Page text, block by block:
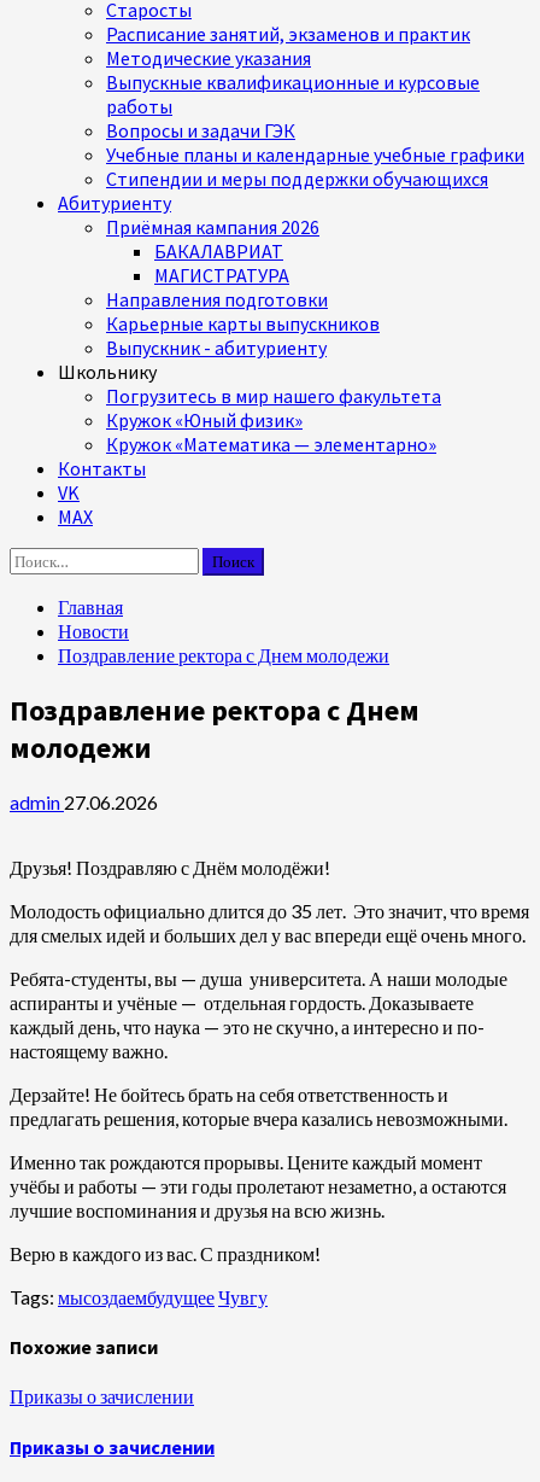
Старосты
Расписание занятий, экзаменов и практик
Методические указания
Выпускные квалификационные и курсовые
работы
Вопросы и задачи ГЭК
Учебные планы и календарные учебные графики
Стипендии и меры поддержки обучающихся
Абитуриенту
Приёмная кампания 2026
БАКАЛАВРИАТ
МАГИСТРАТУРА
Направления подготовки
Карьерные карты выпускников
Выпускник - абитуриенту
Школьнику
Погрузитесь в мир нашего факультета
Кружок «Юный физик»
Кружок «Математика — элементарно»
Контакты
VK
MAX
Найти:
Главная
Новости
Поздравление ректора с Днем молодежи
Поздравление ректора с Днем
молодежи
admin 27.06.2026
Друзья! Поздравляю с Днём молодёжи!
Молодость официально длится до 35 лет. Это значит, что время
для смелых идей и больших дел у вас впереди ещё очень много.
Ребята-студенты, вы — душа университета. А наши молодые
аспиранты и учёные — отдельная гордость. Доказываете
каждый день, что наука — это не скучно, а интересно и по-
настоящему важно.
Дерзайте! Не бойтесь брать на себя ответственность и
предлагать решения, которые вчера казались невозможными.
Именно так рождаются прорывы. Цените каждый момент
учёбы и работы — эти годы пролетают незаметно, а остаются
лучшие воспоминания и друзья на всю жизнь.
Верю в каждого из вас. С праздником!
Tags: мысоздаембудущееЧувгу
Похожие записи
Приказы о зачислении
Приказы о зачислении